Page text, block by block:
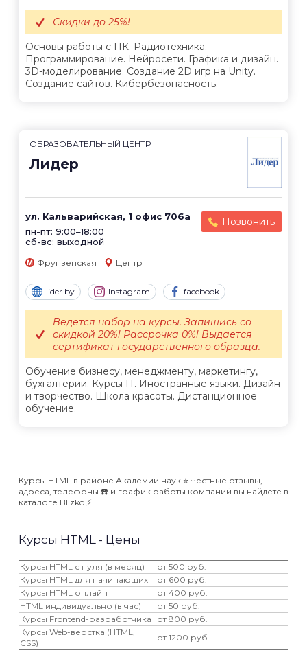
Основы работы с ПК. Радиотехника.
Программирование. Нейросети. Графика и дизайн.
3D-моделирование. Создание 2D игр на Unity.
Создание сайтов. Кибербезопасность.
Скидки до 25%!
ОБРАЗОВАТЕЛЬНЫЙ ЦЕНТР
Лидер
ул. Кальварийская, 1 офис 706а
пн-пт: 9:00–18:00
сб-вс: выходной
Позвонить
Фрунзенская Центр
lider.by Instagram facebook
Обучение бизнесу, менеджменту, маркетингу,
бухгалтерии. Курсы IT. Иностранные языки. Дизайн
и творчество. Школа красоты. Дистанционное
обучение.
Ведется набор на курсы. Запишись со
скидкой 20%! Рассрочка 0%! Выдается
сертификат государственного образца.
Курсы HTML в районе Академии наук ⭐️ Честные отзывы,
адреса, телефоны ☎️ и график работы компаний вы найдёте в
каталоге Blizko ⚡️
Курсы HTML - Цены
Курсы HTML с нуля (в месяц)
от 500 руб.
Курсы HTML для начинающих
от 600 руб.
Курсы HTML онлайн
от 400 руб.
HTML индивидуально (в час)
от 50 руб.
Курсы Frontend-разработчика
от 800 руб.
Курсы Web-верстка (HTML,
CSS)
от 1200 руб.